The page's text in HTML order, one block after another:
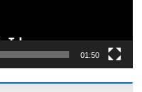
01:50